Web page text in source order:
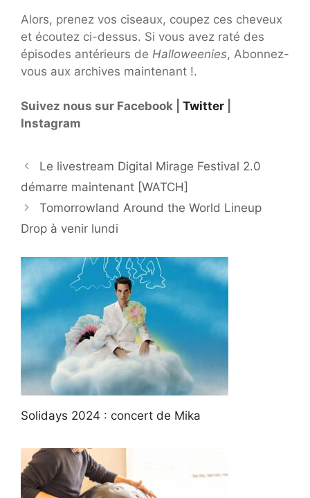
Alors, prenez vos ciseaux, coupez ces cheveux
et écoutez ci-dessus. Si vous avez raté des
épisodes antérieurs de Halloweenies, Abonnez-
vous aux archives maintenant !.
Suivez nous sur Facebook | Twitter
Instagram
Le livestream Digital Mirage Festival 2.0
démarre maintenant [WATCH]
Tomorrowland Around the World Lineup
Drop à venir lundi
Solidays 2024 : concert de Mika